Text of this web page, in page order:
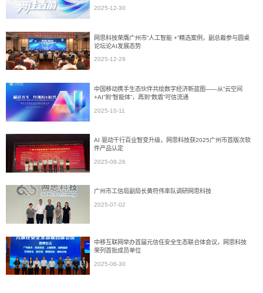
2025-12-30
网思科技荣膺广州市“人工智能 +”精选案例，副总裁参与圆桌
论坛论AI发展态势
2025-12-29
中国移动携手生态伙伴共绘数字经济新蓝图——从“云空间
+AI”到“智能体”，再到“数盾”可信流通
2025-10-11
AI 驱动千行百业智变升级，网思科技获2025广州市首版次软
件产品认定
2025-08-26
广州市工信局副局长黄符伟率队调研网思科技
2025-07-02
中移互联网举办首届元信任安全生态联合体会议，网思科技
荣列首批成员单位
2025-06-30